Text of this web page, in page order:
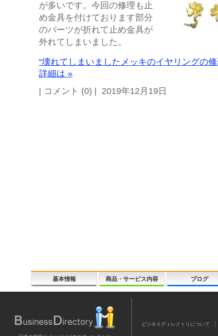
が多いです。今回の修理も止
め金具を付けております部分
のパーツが折れて止め金具が
外れてしまいました。
“壊れてしまいましたメッキのイヤリングの
詳細は »
| コメント (0) | 2019年12月19日
基本情報 商品・サービス内容 ブログ
ビジネスディレクトリについて